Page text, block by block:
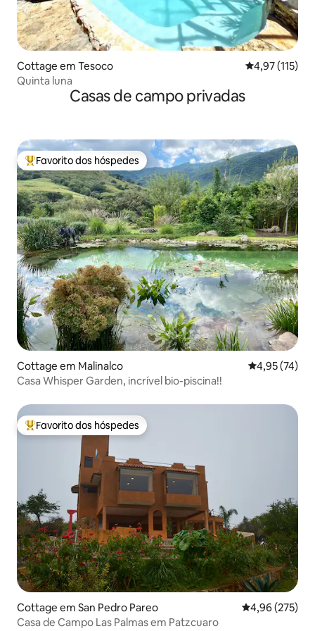
Cottage em Tesoco Classificação
4,97 (115)
Quinta luna
Casas de campo privadas
Favoritos dos hóspedes mais apreciados
Favorito dos hóspedes
Cottage em Malinalco Classificação
4,95 (74)
Casa Whisper Garden, incrível bio-piscina!!
Favoritos dos hóspedes mais apreciados
Favorito dos hóspedes
Cottage em San Pedro Pareo Classificação
4,96 (275)
Casa de Campo Las Palmas em Patzcuaro